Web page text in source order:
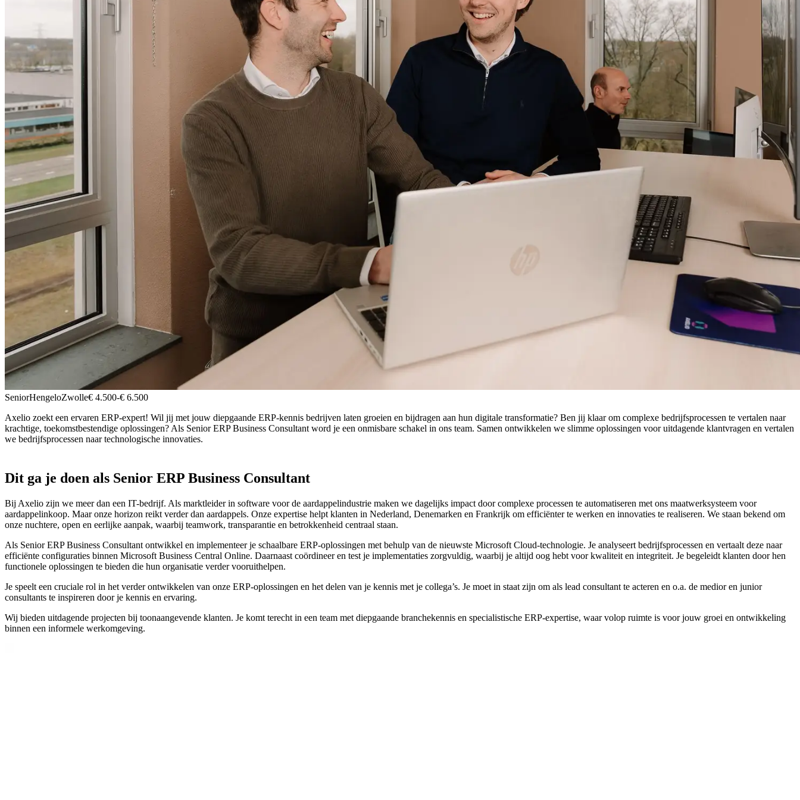
SeniorHengeloZwolle€ 4.500-€ 6.500
Axelio zoekt een ervaren ERP-expert! Wil jij met jouw diepgaande ERP-kennis bedrijven laten groeien en bijdragen aan hun digitale transformatie? Ben jij klaar om complexe bedrijfsprocessen te vertalen naar
krachtige, toekomstbestendige oplossingen? Als Senior ERP Business Consultant word je een onmisbare schakel in ons team. Samen ontwikkelen we slimme oplossingen voor uitdagende klantvragen en vertalen
we bedrijfsprocessen naar technologische innovaties.
Dit ga je doen als Senior ERP Business Consultant
Bij Axelio zijn we meer dan een IT-bedrijf. Als marktleider in software voor de aardappelindustrie maken we dagelijks impact door complexe processen te automatiseren met ons maatwerksysteem voor
aardappelinkoop. Maar onze horizon reikt verder dan aardappels. Onze expertise helpt klanten in Nederland, Denemarken en Frankrijk om efficiënter te werken en innovaties te realiseren. We staan bekend om
onze nuchtere, open en eerlijke aanpak, waarbij teamwork, transparantie en betrokkenheid centraal staan.
Als Senior ERP Business Consultant ontwikkel en implementeer je schaalbare ERP-oplossingen met behulp van de nieuwste Microsoft Cloud-technologie. Je analyseert bedrijfsprocessen en vertaalt deze naar
efficiënte configuraties binnen Microsoft Business Central Online. Daarnaast coördineer en test je implementaties zorgvuldig, waarbij je altijd oog hebt voor kwaliteit en integriteit. Je begeleidt klanten door hen
functionele oplossingen te bieden die hun organisatie verder vooruithelpen.
Je speelt een cruciale rol in het verder ontwikkelen van onze ERP-oplossingen en het delen van je kennis met je collega’s. Je moet in staat zijn om als lead consultant te acteren en o.a. de medior en junior
consultants te inspireren door je kennis en ervaring.
Wij bieden uitdagende projecten bij toonaangevende klanten. Je komt terecht in een team met diepgaande branchekennis en specialistische ERP-expertise, waar volop ruimte is voor jouw groei en ontwikkeling
binnen een informele werkomgeving.